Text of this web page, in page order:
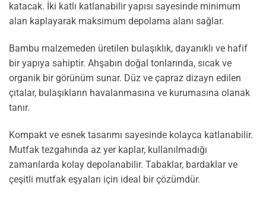
katacak. İki katlı katlanabilir yapısı sayesinde minimum
alan kaplayarak maksimum depolama alanı sağlar.
Bambu malzemeden üretilen bulaşıklık, dayanıklı ve hafif
bir yapıya sahiptir. Ahşabın doğal tonlarında, sıcak ve
organik bir görünüm sunar. Düz ve çapraz dizayn edilen
çıtalar, bulaşıkların havalanmasına ve kurumasına olanak
tanır.
Kompakt ve esnek tasarımı sayesinde kolayca katlanabilir.
Mutfak tezgahında az yer kaplar, kullanılmadığı
zamanlarda kolay depolanabilir. Tabaklar, bardaklar ve
çeşitli mutfak eşyaları için ideal bir çözümdür.